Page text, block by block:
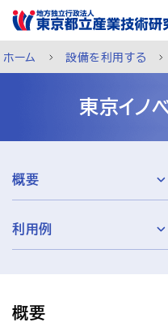
スキップして本文へ
チャットで相談
ホーム 設備を利用する
東京イノ
概要
利用例
概要